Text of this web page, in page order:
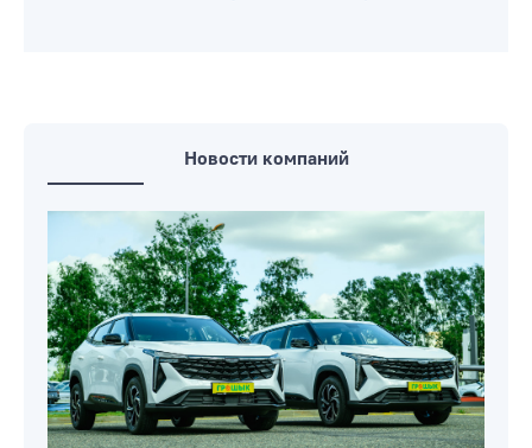
отключать секундные таймеры
Новости компаний